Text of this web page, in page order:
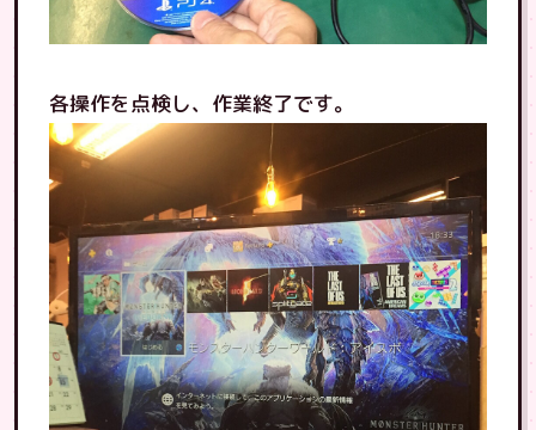
各操作を点検し、作業終了です。